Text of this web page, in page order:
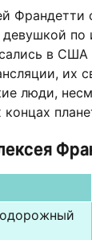
Франдетти
в США
их
люди,
концах